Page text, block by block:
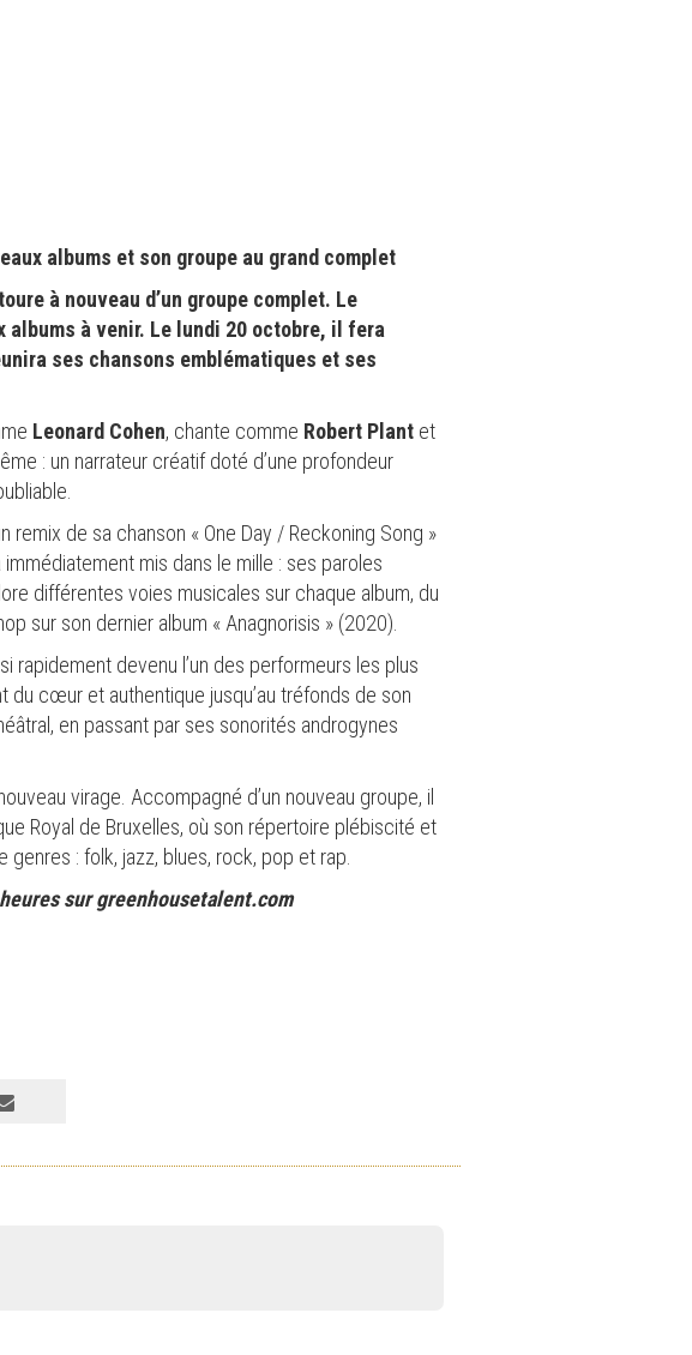
albums et son groupe au grand complet
à nouveau d’un groupe complet. Le
albums à venir. Le lundi 20 octobre, il fera
ses chansons emblématiques et ses
Leonard Cohen, chante comme Robert Plant et
: un narrateur créatif doté d’une profondeur
remix de sa chanson « One Day / Reckoning Song »
mis dans le mille : ses paroles
différentes voies musicales sur chaque album, du
sur son dernier album « Anagnorisis » (2020).
rapidement devenu l’un des performeurs les plus
du cœur et authentique jusqu’au tréfonds de son
en passant par ses sonorités androgynes
virage. Accompagné d’un nouveau groupe, il
Royal de Bruxelles, où son répertoire plébiscité et
: folk, jazz, blues, rock, pop et rap.
sur greenhousetalent.com